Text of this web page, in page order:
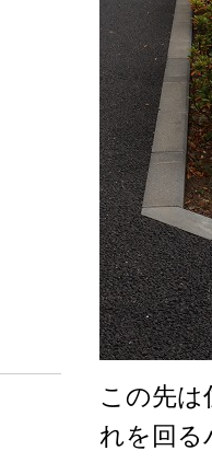
この先
れを回る